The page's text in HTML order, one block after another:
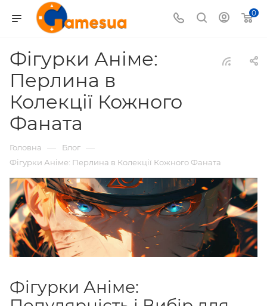
0
Фігурки Аніме:
Перлина в
Колекції Кожного
Фаната
Головна — Блог —
Фігурки Аніме: Перлина в Колекції Кожного Фаната
Фігурки Аніме: